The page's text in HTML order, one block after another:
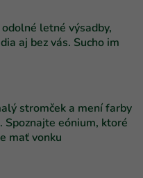
letné výsadby,
aj bez vás. Sucho im
stromček a mení farby
Spoznajte eónium, ktoré
mať vonku